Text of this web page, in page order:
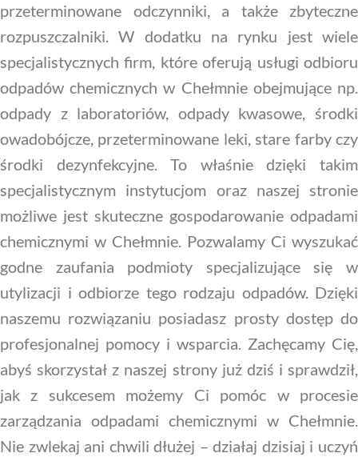
przeterminowane odczynniki, a także zbyteczne
rozpuszczalniki. W dodatku na rynku jest wiele
specjalistycznych firm, które oferują usługi odbioru
odpadów chemicznych w Chełmnie obejmujące np.
odpady z laboratoriów, odpady kwasowe, środki
owadobójcze, przeterminowane leki, stare farby czy
środki dezynfekcyjne. To właśnie dzięki takim
specjalistycznym instytucjom oraz naszej stronie
możliwe jest skuteczne gospodarowanie odpadami
chemicznymi w Chełmnie. Pozwalamy Ci wyszukać
godne zaufania podmioty specjalizujące się w
utylizacji i odbiorze tego rodzaju odpadów. Dzięki
naszemu rozwiązaniu posiadasz prosty dostęp do
profesjonalnej pomocy i wsparcia. Zachęcamy Cię,
abyś skorzystał z naszej strony już dziś i sprawdził,
jak z sukcesem możemy Ci pomóc w procesie
zarządzania odpadami chemicznymi w Chełmnie.
Nie zwlekaj ani chwili dłużej – działaj dzisiaj i uczyń